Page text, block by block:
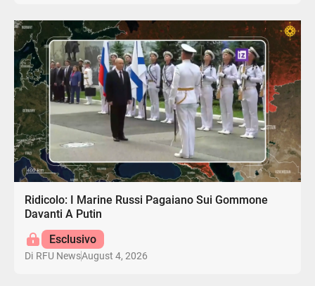
Ridicolo: I Marine Russi Pagaiano Sui Gommone
Davanti A Putin
Esclusivo
Di RFU NewsAugust 4, 2026